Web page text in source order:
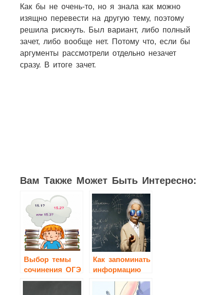
Как бы не очень-то, но я знала как можно
изящно перевести на другую тему, поэтому
решила рискнуть. Был вариант, либо полный
зачет, либо вообще нет. Потому что, если бы
аргументы рассмотрели отдельно незачет
сразу. В итоге зачет.
Вам Также Может Быть Интересно:
Выбор темы
сочинения ОГЭ
Как запоминать
информацию
при подготовке
к экзаменам?